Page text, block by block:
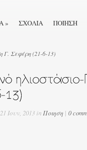
» ΣΧΟΛΙΑ ΠΟΙΗΣΗ
Γ. Σεφέρη (21-6-13)
Ιουν, 2013 in Ποιηση | 0